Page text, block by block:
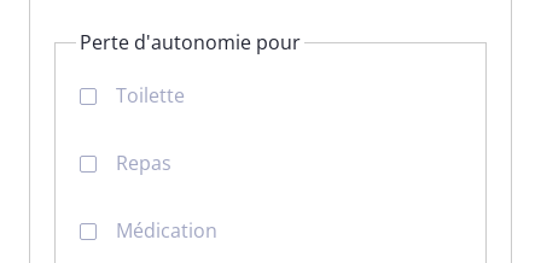
Perte d'autonomie pour
Toilette
Repas
Médication